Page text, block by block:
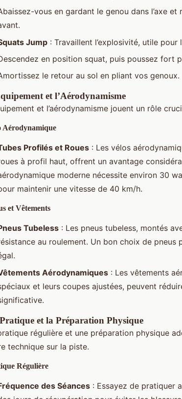
vous en gardant le genou dans l’axe
Jump : Travaillent l’explosivité, utile
en position squat, puis poussez fort
le retour au sol en pliant vos genoux.
et l’Aérodynamisme
et l’aérodynamisme jouent un rôle
Aérodynamique
Profilés et Roues : Les vélos
à profil haut, offrent un avantage
moderne nécessite environ 30
maintenir une vitesse de 40 km/h.
et Vêtements
Tubeless : Les pneus tubeless, montés
au roulement. Un bon choix de pneus
Aérodynamiques : Les vêtements
et leurs coupes ajustées, peuvent
et la Préparation Physique
régulière et une préparation physique
technique sur la piste.
Régulière
des Séances : Essayez de pratiquer